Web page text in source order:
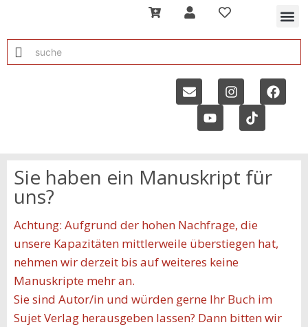
Sie haben ein Manuskript für
uns?
Achtung: Aufgrund der hohen Nachfrage, die
unsere Kapazitäten mittlerweile überstiegen hat,
nehmen wir derzeit bis auf weiteres keine
Manuskripte mehr an.
Sie sind Autor/in und würden gerne Ihr Buch im
Sujet Verlag herausgeben lassen? Dann bitten wir